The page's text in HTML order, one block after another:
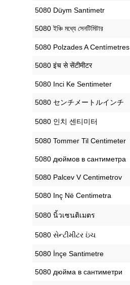
‎5080 Düym Santimetr
‎5080 ইঞ্চি মধ্যে সেনটিমিটার
‎5080 Polzades A Centímetres
‎5080 इंच से सेंटीमीटर
‎5080 Inci Ke Sentimeter
‎5080 センチメートルインチ
‎5080 인치 센티미터
‎5080 Tommer Til Centimeter
‎5080 дюймов в сантиметра
‎5080 Palcev V Centimetrov
‎5080 Inç Në Centimetra
‎5080 นิ้วเซนติเมตร
‎5080 સેન્ટીમીટર ઇંચ
‎5080 İnçe Santimetre
‎5080 дюйма в сантиметри